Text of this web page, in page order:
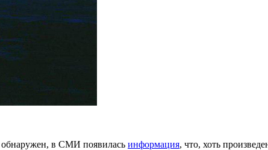
обнаружен, в СМИ появилась информация, что, хоть